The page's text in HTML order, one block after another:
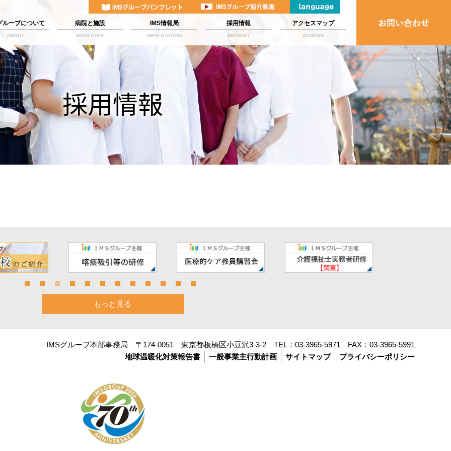
ループについて
ABOUT
病院と施設
FACILITIES
IMS情報局
INFO STATION
採用情報
RECRUIT
アクセスマップ
ACCESS
採用情報
もっと見る
IMSグループ本部事務局 〒174-0051 東京都板橋区小豆沢3-3-2 TEL： 03-3965-5971 FAX： 03-3965-5991
地球温暖化対策報告書
一般事業主行動計画 サイトマップ プライバシーポリシー